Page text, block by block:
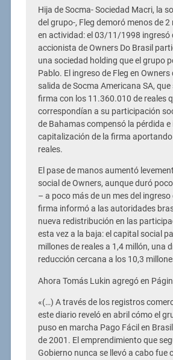
Hija de Socma- Sociedad Macri, la
del grupo-, Fleg demoró menos de 2
en actividad: el 03/11/1998 ingresó
accionista de Owners Do Brasil
una sociedad holding que el grupo
Pablo. El ingreso de Fleg en
salida de Socma Americana SA, que
firma con los 11.360.010 de reales
correspondían a su participación
de Bahamas compensó la pérdida
capitalización de la firma
reales.
El pase de manos aumentó
social de Owners, aunque duró
– a poco más de un mes del ingreso
firma informó a las autoridades
nueva redistribución en las
esta vez a la baja: el capital social
millones de reales a 1,4 millón, una
reducción cercana a los 10,3
Ahora Tomás Lukin agregó en
«(…) A través de los registros
este diario reveló en abril cómo el
puso en marcha Pago Fácil en
de 2001. El emprendimiento que
Gobierno nunca se llevó a cabo fue